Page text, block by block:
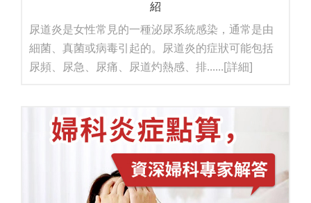
紹
尿道炎是女性常見的一種泌尿系統感染，通常是由
細菌、真菌或病毒引起的。尿道炎的症狀可能包括
尿頻、尿急、尿痛、尿道灼熱感、排......[詳細]